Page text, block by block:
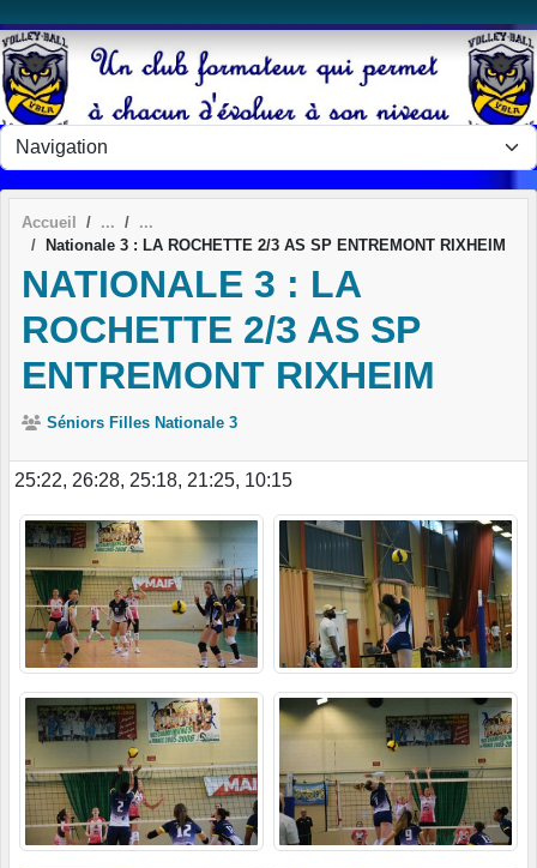
Accueil
Nationale 3 : LA ROCHETTE 2/3 AS SP ENTREMONT RIXHEIM
NATIONALE 3 : LA
ROCHETTE 2/3 AS SP
ENTREMONT RIXHEIM
Séniors Filles Nationale 3
25:22, 26:28, 25:18, 21:25, 10:15